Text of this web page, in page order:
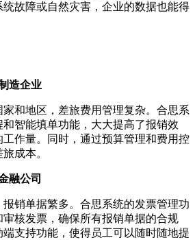
故障或自然灾害，企业的数据也能得
造企业
和地区，差旅费用管理复杂。合思系
智能填单功能，大大提高了报销效
作量。同时，通过预算管理和费用控
成本。
融公司
销单据繁多。合思系统的发票管理功
核发票，确保所有报销单据的合规
支持功能，使得员工可以随时随地提